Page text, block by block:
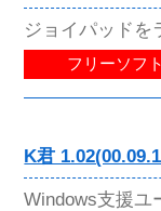
ジョイパッドを
フリーソフト
K君
Windows支援ユ